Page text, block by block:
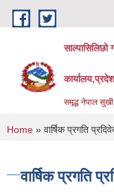
Skip to main content
साल्पासिलिछो
समृद्ध नेपाल सुखी
गाउँपालिका को वेभसाइट
You are
Home » वार्षिक प्रगति
वार्षिक प्रगति